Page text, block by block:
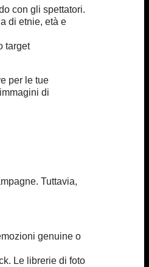
con gli spettatori.
di etnie, età e
target
per le tue
di
Tuttavia,
genuine o
Le librerie di foto